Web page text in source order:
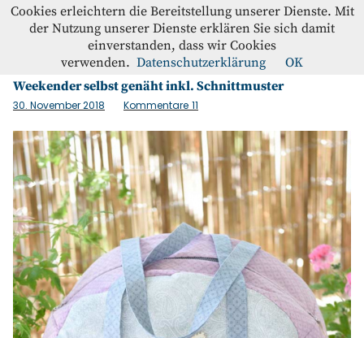
Westfalenstoffe-Blog
Home
Kontakt
InstagramFacebook
Schlagwort:Stofserie Cardiff
Weekender selbst genäht inkl. Schnittmuster
30. November 2018 Kommentare 11
Cookies erleichtern die Bereitstellung unserer Dienste. Mit
der Nutzung unserer Dienste erklären Sie sich damit
einverstanden, dass wir Cookies
verwenden. Datenschutzerklärung OK